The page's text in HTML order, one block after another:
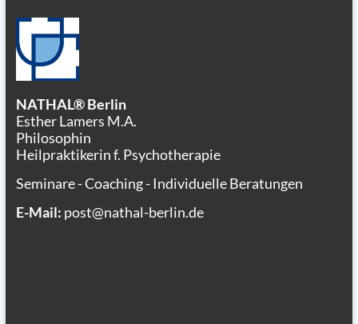
NATHAL® Berlin
Esther Lamers M.A.
Philosophin
Heilpraktikerin f. Psychotherapie
Seminare - Coaching - Individuelle Beratungen
E-Mail: post@nathal-berlin.de